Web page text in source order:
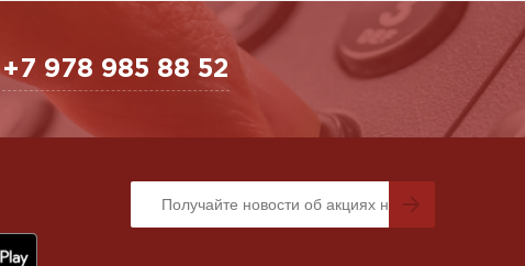
+7 978 985 88 52